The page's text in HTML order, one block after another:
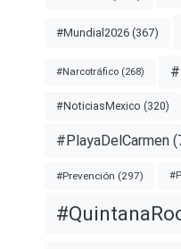
#Mundial2026 (367)
#Narcotráfico (268)
#NoticiasMexico (320)
#PlayaDelCarmen
#Prevención (297)